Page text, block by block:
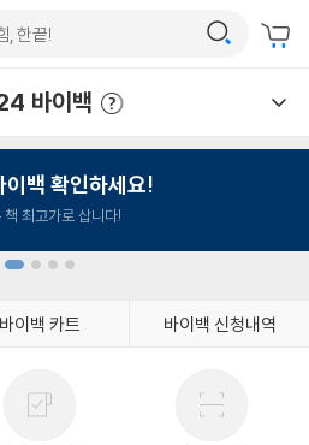
바이백
이백 확인하세요!
책 최고가로 삽니다!
바이백 카트 바이백 신청내역